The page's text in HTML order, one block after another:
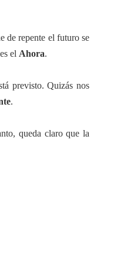
de repente el futuro se
el Ahora.
previsto. Quizás nos
.
queda claro que la